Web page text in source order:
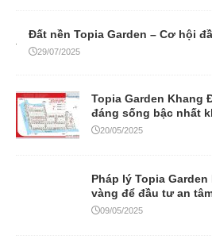
Đất nền Topia Garden – Cơ hội
29/07/2025
Topia Garden Khang
đáng sống bậc nhất
20/05/2025
Pháp lý Topia
vàng để đầu tư an
09/05/2025